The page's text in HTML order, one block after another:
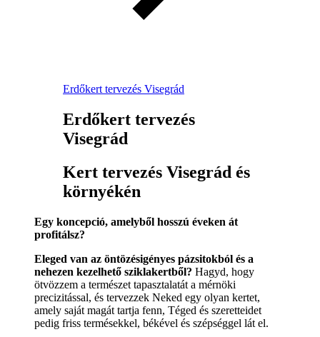
Erdőkert tervezés Visegrád
Erdőkert tervezés
Visegrád
Kert tervezés Visegrád és
környékén
Egy koncepció, amelyből hosszú éveken át
profitálsz?
Eleged van az öntözésigényes pázsitokból és a
nehezen kezelhető sziklakertből? Hagyd, hogy
ötvözzem a természet tapasztalatát a mérnöki
precizitással, és tervezzek Neked egy olyan kertet,
amely saját magát tartja fenn, Téged és szeretteidet
pedig friss termésekkel, békével és szépséggel lát el.